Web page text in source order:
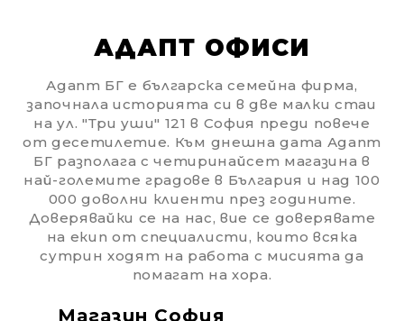
АДАПТ ОФИСИ
Адапт БГ е българска семейна фирма,
започнала историята си в две малки стаи
на ул. "Три уши" 121 в София преди повече
от десетилетие. Към днешна дата Адапт
БГ разполага с четиринайсет магазина в
най-големите градове в България и над 100
000 доволни клиенти през годините.
Доверявайки се на нас, вие се доверявате
на екип от специалисти, които всяка
сутрин ходят на работа с мисията да
помагат на хора.
Магазин София